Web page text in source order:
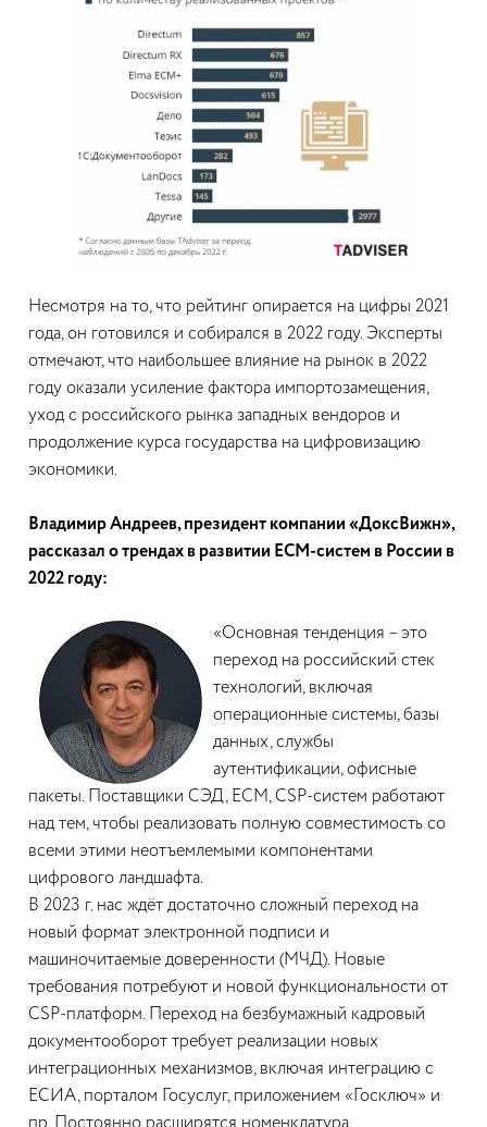
Несмотря на то, что рейтинг опирается на цифры 2021
года, он готовился и собирался в 2022 году. Эксперты
отмечают, что наибольшее влияние на рынок в 2022
году оказали усиление фактора импортозамещения,
уход с российского рынка западных вендоров и
продолжение курса государства на цифровизацию
экономики.
Владимир Андреев, президент компании «ДоксВижн»,
рассказал о трендах в развитии ECM-систем в России в
2022 году:
«Основная тенденция – это
переход на российский стек
технологий, включая
операционные системы, базы
данных, службы
аутентификации, офисные
пакеты. Поставщики СЭД, ECM, CSP-систем работают
над тем, чтобы реализовать полную совместимость со
всеми этими неотъемлемыми компонентами
цифрового ландшафта.
В 2023 г. нас ждёт достаточно сложный переход на
новый формат электронной подписи и
машиночитаемые доверенности (МЧД). Новые
требования потребуют и новой функциональности от
CSP-платформ. Переход на безбумажный кадровый
документооборот требует реализации новых
интеграционных механизмов, включая интеграцию с
ЕСИА, порталом Госуслуг, приложением «Госключ» и
пр. Постоянно расширятся номенклатура